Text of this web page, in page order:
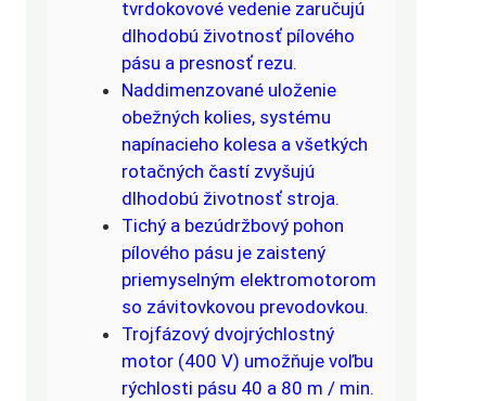
tvrdokovové vedenie zaručujú
dlhodobú životnosť pílového
pásu a presnosť rezu.
Naddimenzované uloženie
obežných kolies, systému
napínacieho kolesa a všetkých
rotačných častí zvyšujú
dlhodobú životnosť stroja.
Tichý a bezúdržbový pohon
pílového pásu je zaistený
priemyselným elektromotorom
so závitovkovou prevodovkou.
Trojfázový dvojrýchlostný
motor (400 V) umožňuje voľbu
rýchlosti pásu 40 a 80 m / min.